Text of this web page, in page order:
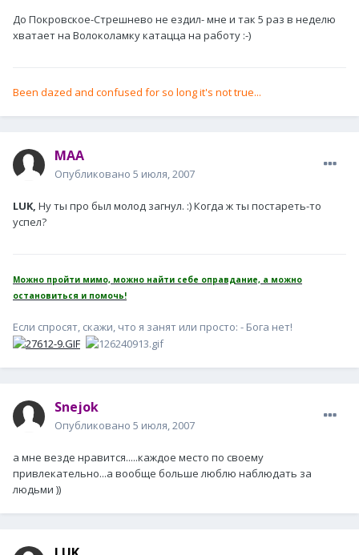
До Покровское-Стрешнево не ездил- мне и так 5 раз в неделю
хватает на Волоколамку катацца на работу :-)
Been dazed and confused for so long it's not true...
MAA
Опубликовано 5 июля, 2007
LUK, Ну ты про был молод загнул. :) Когда ж ты постареть-то
успел?
Можно пройти мимо, можно найти себе оправдание, а можно
остановиться и помочь!
Если спросят, скажи, что я занят или просто: - Бога нет!
Snejok
Опубликовано 5 июля, 2007
а мне везде нравится.....каждое место по своему
привлекательно...а вообще больше люблю наблюдать за
людьми ))